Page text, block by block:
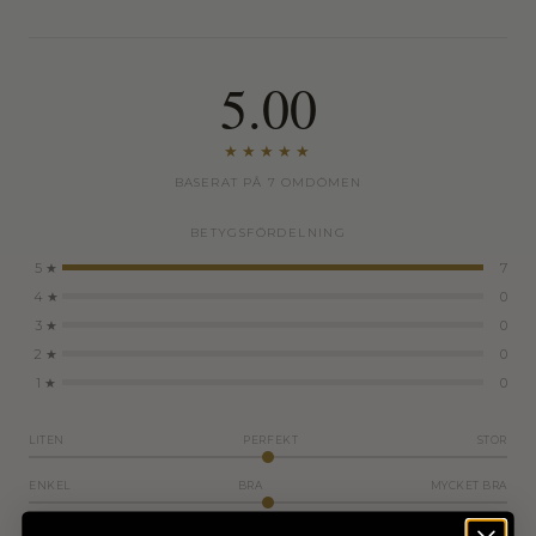
5.00
★★★★★
BASERAT PÅ 7 OMDÖMEN
BETYGSFÖRDELNING
5 ★
7
4 ★
0
3 ★
0
2 ★
0
1 ★
0
LITEN PERFEKT STOR
ENKEL BRA MYCKET BRA